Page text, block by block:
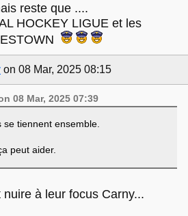
reste que ....
HOCKEY LIGUE et les
on 08 Mar, 2025 08:15
08 Mar, 2025 07:39
tiennent ensemble.
peut aider.
à leur focus Carny...